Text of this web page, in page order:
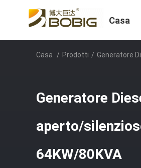
Casa
Casa / Prodotti / Generatore
Generatore
aperto/
64KW/80KVA